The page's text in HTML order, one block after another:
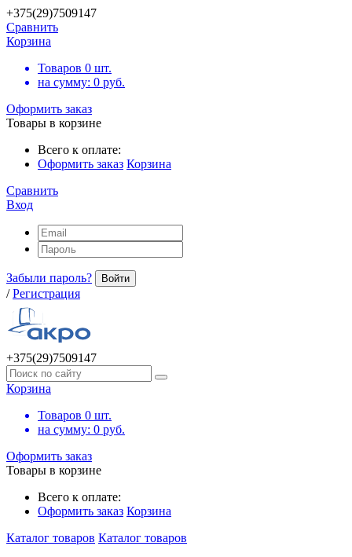
+375(29)7509147
Сравнить
Корзина
Товаров 0 шт.
на сумму: 0 руб.
Оформить заказ
Товары в корзине
Всего к оплате:
Оформить заказ Корзина
Сравнить
Вход
Забыли пароль? Войти
/ Регистрация
+375(29)7509147
Корзина
Товаров 0 шт.
на сумму: 0 руб.
Оформить заказ
Товары в корзине
Всего к оплате:
Оформить заказ Корзина
Каталог товаров Каталог товаров